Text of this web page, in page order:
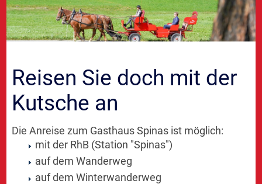
Reisen Sie doch mit der
Kutsche an
Die Anreise zum Gasthaus Spinas ist möglich:
mit der RhB (Station "Spinas")
auf dem Wanderweg
auf dem Winterwanderweg